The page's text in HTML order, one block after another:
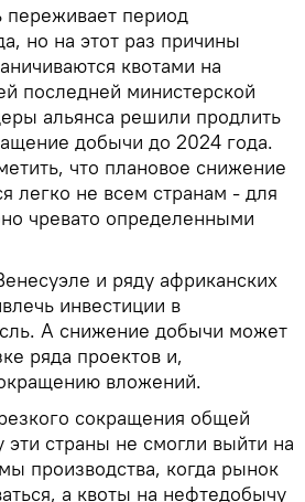
период
но на этот раз причины
квотами на
последней министерской
альянса решили продлить
добычи до 2024 года.
что плановое снижение
легко не всем странам - для
чревато определенными
и ряду африканских
инвестиции в
А снижение добычи может
ряда проектов и,
вложений.
сокращения общей
страны не смогли выйти на
производства, когда рынок
а квоты на нефтедобычу